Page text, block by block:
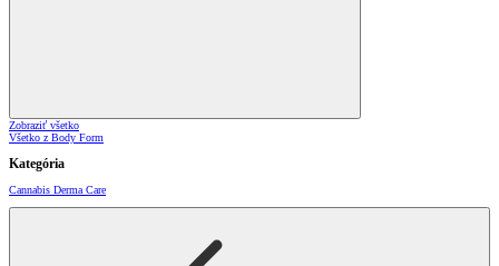
Zobraziť všetko
Všetko z Body Form
Kategória
Cannabis Derma Care